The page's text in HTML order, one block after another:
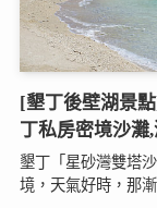
[墾丁後壁湖景
丁私房密境沙灘
墾丁「星砂灣雙塔
境，天氣好時，那漸